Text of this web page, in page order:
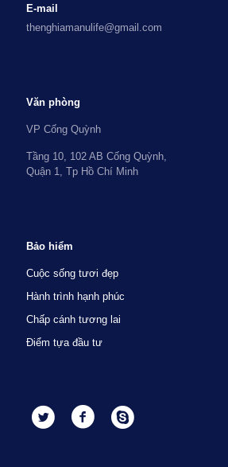
E-mail
thenghiamanulife@gmail.com
Văn phòng
VP Cống Quỳnh
Tầng 10, 102 AB Cống Quỳnh,
Quận 1, Tp Hồ Chí Minh
Bảo hiểm
Cuộc sống tươi đẹp
Hành trình hạnh phúc
Chấp cánh tương lai
Điểm tựa đầu tư